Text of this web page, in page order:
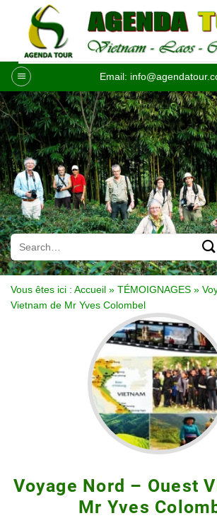
contenu
Email:
Vous êtes ici : Accueil » TÉMOIGNAGES »
Vietnam de Mr Yves Colombel
Voyage Nord – Ouest
Mr Yves